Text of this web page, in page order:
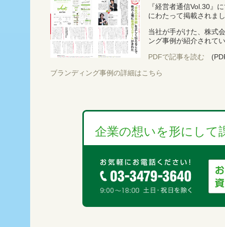
『経営者通信Vol.30』
にわたって掲載されま
当社が手がけた、株式
ング事例が紹介されて
PDFで記事を読む
ブランディング事例の詳細はこちら
企業の想いを形にして